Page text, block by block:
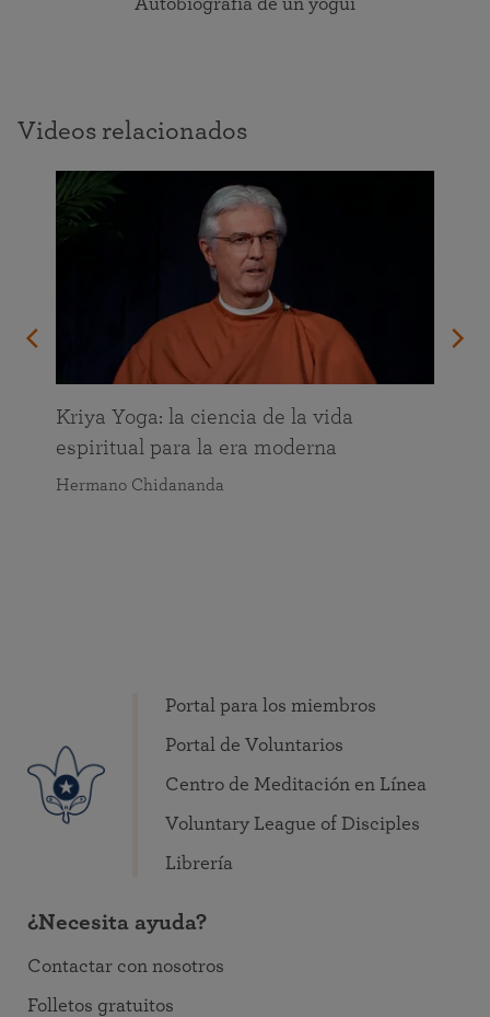
Autobiografía de un yogui
Videos relacionados
Kriya Yoga: la ciencia de la vida
espiritual para la era moderna
Hermano Chidananda
Portal para los miembros
Portal de Voluntarios
Centro de Meditación en Línea
Voluntary League of Disciples
Librería
¿Necesita ayuda?
Contactar con nosotros
Folletos gratuitos